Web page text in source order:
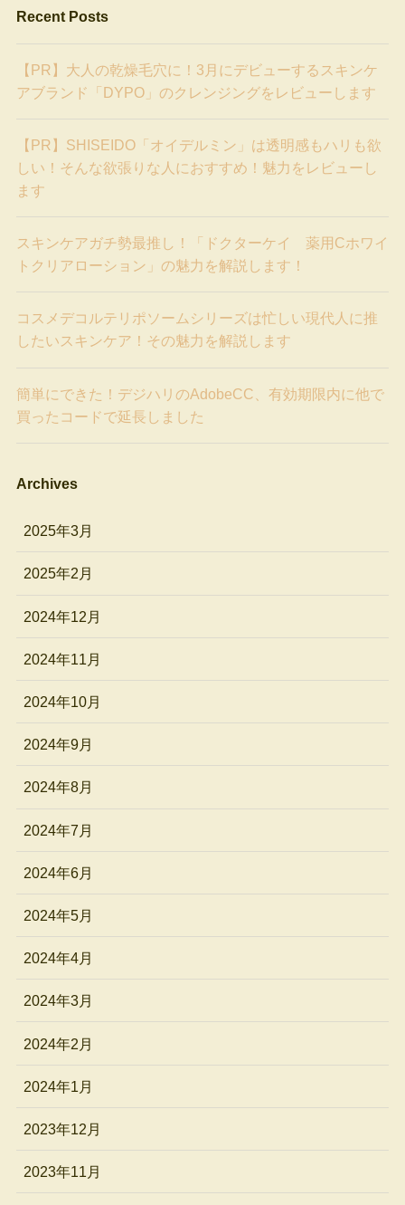
Recent Posts
【PR】大人の乾燥毛穴に！3月にデビューするスキンケ
アブランド「DYPO」のクレンジングをレビューします
【PR】SHISEIDO「オイデルミン」は透明感もハリも欲
しい！そんな欲張りな人におすすめ！魅力をレビューし
ます
スキンケアガチ勢最推し！「ドクターケイ 薬用Cホワイ
トクリアローション」の魅力を解説します！
コスメデコルテリポソームシリーズは忙しい現代人に推
したいスキンケア！その魅力を解説します
簡単にできた！デジハリのAdobeCC、有効期限内に他で
買ったコードで延長しました
Archives
2025年3月
2025年2月
2024年12月
2024年11月
2024年10月
2024年9月
2024年8月
2024年7月
2024年6月
2024年5月
2024年4月
2024年3月
2024年2月
2024年1月
2023年12月
2023年11月